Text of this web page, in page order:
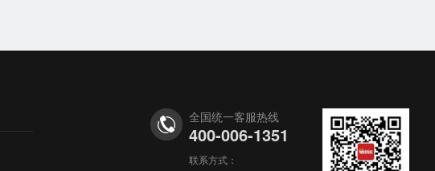
全国统一客服热线
400-006-1351
联系方式：